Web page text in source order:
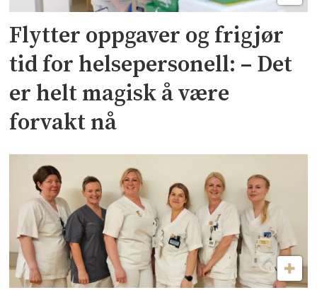
Flytter oppgaver og frigjør
tid for helsepersonell: – Det
er helt magisk å være
forvakt nå